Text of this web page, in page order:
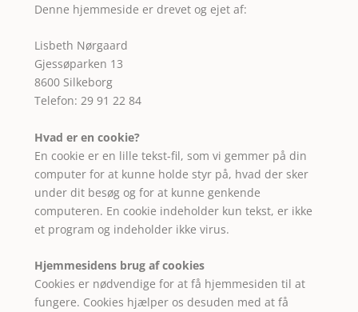
Denne hjemmeside er drevet og ejet af:
Lisbeth Nørgaard
Gjessøparken 13
8600 Silkeborg
Telefon: 29 91 22 84
Hvad er en cookie?
En cookie er en lille tekst-fil, som vi gemmer på din
computer for at kunne holde styr på, hvad der sker
under dit besøg og for at kunne genkende
computeren. En cookie indeholder kun tekst, er ikke
et program og indeholder ikke virus.
Hjemmesidens brug af cookies
Cookies er nødvendige for at få hjemmesiden til at
fungere. Cookies hjælper os desuden med at få